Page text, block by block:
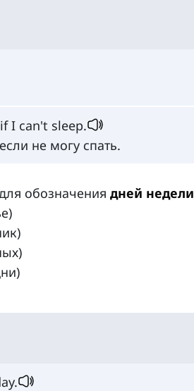
I can't sleep.
не могу спать.
обозначения дней недели